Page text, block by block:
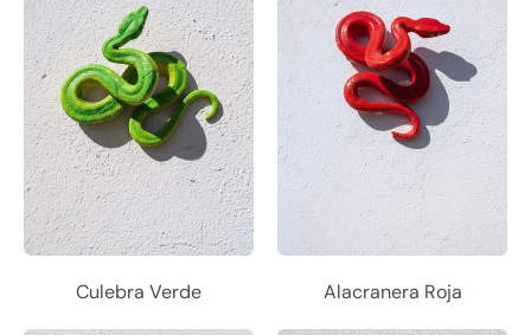
Culebra Verde Alacranera Roja